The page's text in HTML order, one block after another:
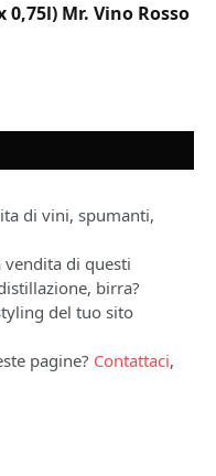
0,75l) Mr. Vino Rosso
di vini, spumanti,
vendita di questi
birra?
del tuo sito
pagine? Contattaci,